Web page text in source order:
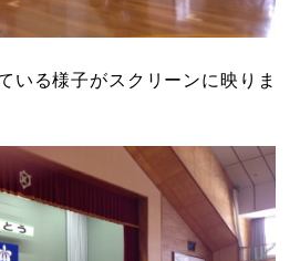
いる様子がスクリーンに映りま